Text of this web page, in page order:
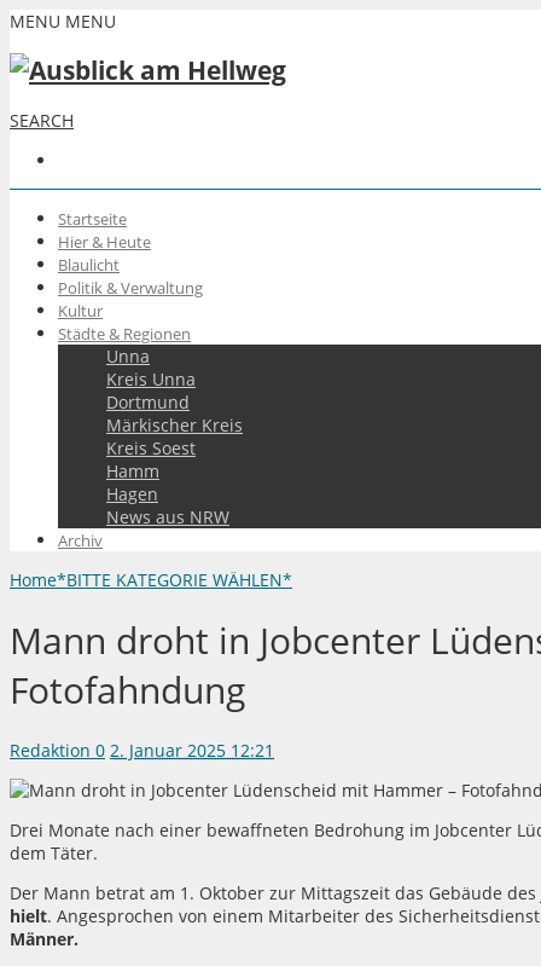
MENU MENU
SEARCH
Startseite
Hier & Heute
Blaulicht
Politik & Verwaltung
Kultur
Städte & Regionen
Unna
Kreis Unna
Dortmund
Märkischer Kreis
Kreis Soest
Hamm
Hagen
News aus NRW
Archiv
Home*BITTE KATEGORIE WÄHLEN*
Mann droht in Jobcenter
Fotofahndung
Redaktion 0 2. Januar 2025 12:21
Drei Monate nach einer bewaffneten Bedrohung im Jobcenter
dem Täter.
Der Mann betrat am 1. Oktober zur Mittagszeit das Gebäude
hielt. Angesprochen von einem Mitarbeiter des
Männer.